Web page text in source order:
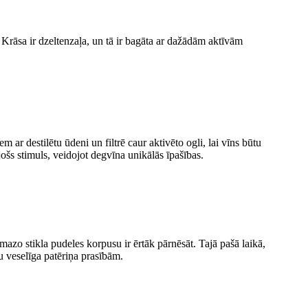
ir dzeltenzaļa, un tā ir bagāta ar dažādām aktīvām
ar destilētu ūdeni un filtrē caur aktivēto ogli, lai vīns būtu
stimuls, veidojot degvīna unikālās īpašības.
stikla pudeles korpusu ir ērtāk pārnēsāt. Tajā pašā laikā,
patēriņa prasībām.